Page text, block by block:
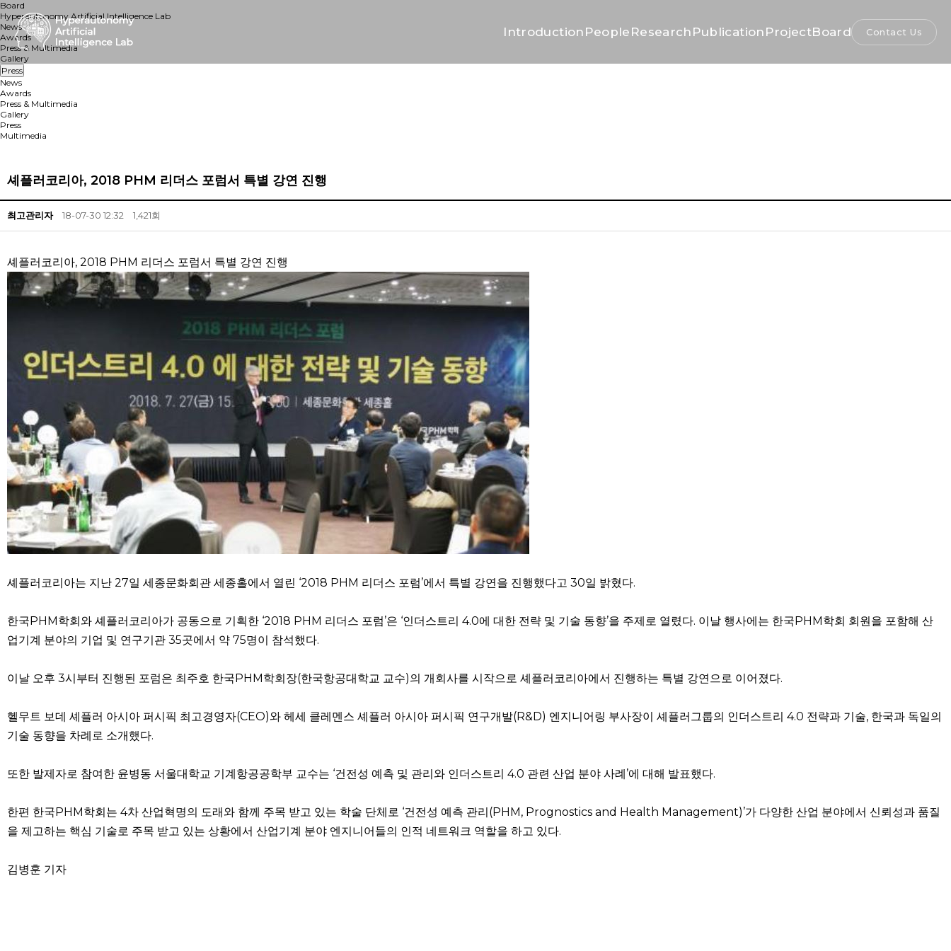
Introduction People Research Publication ProjectBoard Contact Us
Board
Hyperautonomy Artificial Intelligence Lab
News
Awards
Press & Multimedia
Gallery
Press
News
Awards
Press & Multimedia
Gallery
Press
Multimedia
셰플러코리아, 2018 PHM 리더스 포럼서 특별 강연 진행
최고관리자 18-07-30 12:32 1,421회
셰플러코리아, 2018 PHM 리더스 포럼서 특별 강연 진행
셰플러코리아는 지난 27일 세종문화회관 세종홀에서 열린 ‘2018 PHM 리더스 포럼’에서 특별 강연을 진행했다고 30일 밝혔다.
한국PHM학회와 셰플러코리아가 공동으로 기획한 ‘2018 PHM 리더스 포럼’은 ‘인더스트리 4.0에 대한 전략 및 기술 동향’을 주제로 열렸다. 이날 행사에는 한국PHM학회 회원을 포함해 산
업기계 분야의 기업 및 연구기관 35곳에서 약 75명이 참석했다.
이날 오후 3시부터 진행된 포럼은 최주호 한국PHM학회장(한국항공대학교 교수)의 개회사를 시작으로 셰플러코리아에서 진행하는 특별 강연으로 이어졌다.
헬무트 보데 셰플러 아시아 퍼시픽 최고경영자(CEO)와 헤세 클레멘스 셰플러 아시아 퍼시픽 연구개발(R&D) 엔지니어링 부사장이 셰플러그룹의 인더스트리 4.0 전략과 기술, 한국과 독일의
기술 동향을 차례로 소개했다.
또한 발제자로 참여한 윤병동 서울대학교 기계항공공학부 교수는 ‘건전성 예측 및 관리와 인더스트리 4.0 관련 산업 분야 사례’에 대해 발표했다.
한편 한국PHM학회는 4차 산업혁명의 도래와 함께 주목 받고 있는 학술 단체로 ‘건전성 예측 관리(PHM, Prognostics and Health Management)’가 다양한 산업 분야에서 신뢰성과 품질
을 제고하는 핵심 기술로 주목 받고 있는 상황에서 산업기계 분야 엔지니어들의 인적 네트워크 역할을 하고 있다.
김병훈 기자